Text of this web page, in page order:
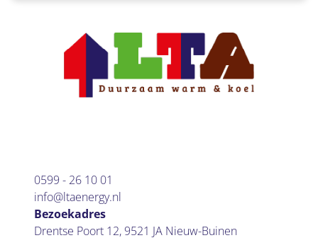
0599 - 26 10 01
info@ltaenergy.nl
Bezoekadres
Drentse Poort 12,9521 JA Nieuw-Buinen